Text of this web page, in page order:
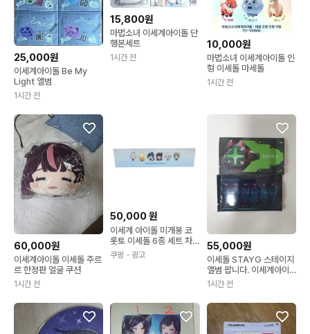
25,000원
이세계아이돌 Be My
Light 앨범
1시간 전
15,800원
마법소녀 이세계아이돌 단
행본세트
1시간 전
10,000원
마법소녀 이세계아이돌 인
형 이세돌 마세돌
1시간 전
60,000원
이세계아이돌 이세돌 주르
르 한정판 얼굴 쿠션
1시간 전
50,000원
이세계 아이돌 미개봉 코
롯토 이세돌 6종 세트 차
세돌 아이네 고세구 릴파
쿠팡 ・광고
55,000원
이세돌 STAYG 스테이지
앨범 팝니다. 이세계아이
돌
1시간 전